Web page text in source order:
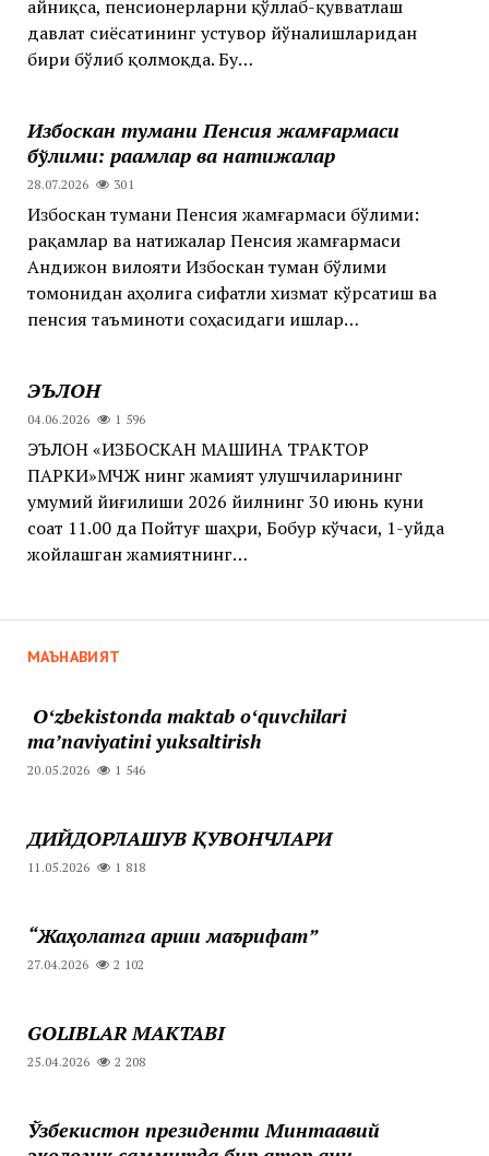
айниқса, пенсионерларни қўллаб-қувватлаш
давлат сиёсатининг устувор йўналишларидан
бири бўлиб қолмоқда. Бу…
Избоскан тумани Пенсия жамғармаси
бўлими: рақамлар ва натижалар
28.07.2026 301
Избоскан тумани Пенсия жамғармаси бўлими:
рақамлар ва натижалар Пенсия жамғармаси
Андижон вилояти Избоскан туман бўлими
томонидан аҳолига сифатли хизмат кўрсатиш ва
пенсия таъминоти соҳасидаги ишлар…
ЭЪЛОН
04.06.2026 1 596
ЭЪЛОН «ИЗБОСКАН МАШИНА ТРАКТОР
ПАРКИ»МЧЖ нинг жамият улушчиларининг
умумий йиғилиши 2026 йилнинг 30 июнь куни
соат 11.00 да Пойтуғ шаҳри, Бобур кўчаси, 1-уйда
жойлашган жамиятнинг…
МАЪНАВИЯТ
Oʻzbekistonda maktab oʻquvchilari
maʼnaviyatini yuksaltirish
20.05.2026 1 546
ДИЙДОРЛАШУВ ҚУВОНЧЛАРИ
11.05.2026 1 818
“Жаҳолатга қарши маърифат”
27.04.2026 2 102
GOLIBLAR MAKTABI
25.04.2026 2 208
Ўзбекистон президенти Минтақавий